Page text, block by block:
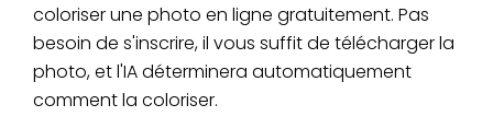
coloriser une photo en ligne gratuitement. Pas
besoin de s'inscrire, il vous suffit de télécharger la
photo, et l'IA déterminera automatiquement
comment la coloriser.